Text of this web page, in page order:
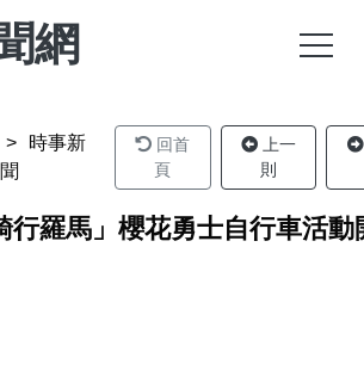
網
時事新
聞
回首
頁
上一
則
行羅馬」櫻花勇士自行車活動